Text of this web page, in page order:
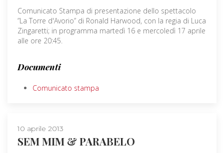
Comunicato Stampa di presentazione dello spettacolo
”La Torre d'Avorio” di Ronald Harwood, con la regia di Luca
Zingaretti; in programma martedì 16 e mercoledì 17 aprile
alle ore 20:45.
Documenti
Comunicato stampa
10 aprile 2013
SEM MIM & PARABELO